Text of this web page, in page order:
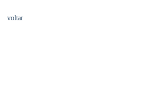
voltar